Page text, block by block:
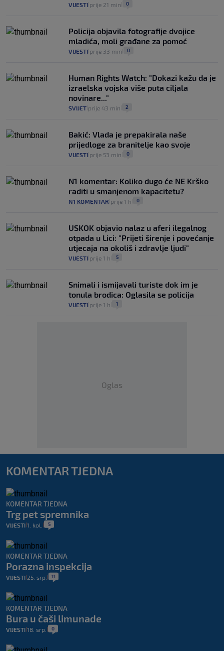
VIJESTI prije 21 min 0
Policija objavila fotografije dvojice
mladića, moli građane za pomoć
VIJESTI prije 33 min 0
Human Rights Watch: "Dokazi kažu da je
izraelska vojska više puta ciljala
novinare..."
SVIJET prije 43 min 2
Bakić: Vlada je prepakirala naše
prijedloge za branitelje kao svoje
VIJESTI prije 53 min 0
N1 komentar: Koliko dugo će NE Krško
raditi u smanjenom kapacitetu?
N1 KOMENTAR prije 1 h 0
USKOK objavio nalaz u aferi ilegalnog
otpada u Lici: "Prijeti širenje i povećanje
utjecaja na okoliš i zdravlje ljudi"
VIJESTI prije 1 h 5
Snimali i ismijavali turiste dok im je
tonula brodica: Oglasila se policija
VIJESTI prije 1 h 1
Oglas
KOMENTAR TJEDNA
KOMENTAR TJEDNA
Trg pet spremnika
VIJESTI 1. kol. 5
KOMENTAR TJEDNA
Porazna inspekcija
VIJESTI 25. srp. 11
KOMENTAR TJEDNA
Bura u čaši limunade
VIJESTI 18. srp. 0